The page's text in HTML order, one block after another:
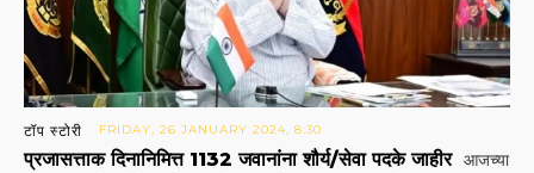
टॉप स्टोरी FRIDAY, 26 JANUARY 2024, 8:30
प्रजासत्ताक दिनानिमित्त 1132 जवानांना शौर्य/सेवा पदके जाहीर आजच्या